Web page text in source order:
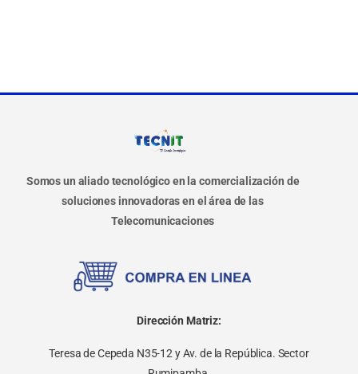
Somos un aliado tecnológico en la comercialización de
soluciones innovadoras en el área de las
Telecomunicaciones
Dirección Matriz:
Teresa de Cepeda N35-12 y Av. de la República. Sector